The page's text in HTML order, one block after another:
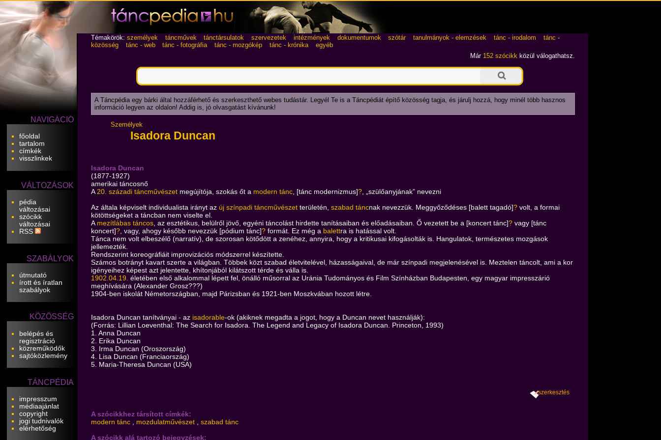
NAVIGÁCIÓ
főoldal
tartalom
címkék
visszlinkek
VÁLTOZÁSOK
pédia
változásai
szócikk
változásai
RSS
SZABÁLYOK
útmutató
írott és íratlan
szabályok
KÖZÖSSÉG
belépés és
regisztráció
közreműködők
sajtóközlemény
TÁNCPÉDIA
impresszum
médiaajánlat
copyright
jogi tudnivalók
elérhetőség
Témakörök: személyek táncművek tánctársulatok szervezetek intézmények dokumentumok szótár tanulmányok - elemzések tánc - irodalom
tánc -
közösség
tánc - web tánc - fotográfia tánc - mozgókép tánc - krónika
egyéb
Már 152 szócikk közül válogathatsz.
A Táncpédia egy bárki által hozzáférhető és szerkeszthető webes tudástár. Legyél Te is a Táncpédiát építő közösség tagja, és járulj hozzá, hogy minél több hasznos
információ legyen az oldalon! Addig is, jó olvasgatást kívánunk!
Személyek
Isadora Duncan
Isadora Duncan
(1877-1927)
amerikai táncosnő
A 20. századi táncművészetmegújítója, szokás őt a modern tánc, [tánc modernizmus]?, „szülőanyjának” nevezni
Az általa képviselt individualista irányt az új színpadi táncművészetterületén, szabad táncnak nevezzük. Meggyőződéses [balett tagadó]?volt, a formai
kötöttségeket a táncban nem viselte el.
A mezítlábas táncos, az esztétikus, belülről jövő, egyéni táncolást hirdette tanításaiban és előadásaiban. Ő vezetett be a [koncert tánc]?vagy [tánc
koncert]?, vagy, ahogy később nevezzük [pódium tánc]?formát. Ez még a balettra is hatással volt.
Tánca nem volt elbeszélő (narratív), de szorosan kötődött a zenéhez, annyira, hogy a kritikusai kifogásolták is. Hangulatok, természetes mozgások
jellemezték.
Rendszerint koreográfiáit improvizációs módszerrel készítette.
Számos botrányt kavart szerte a világban. Többek közt szabad életvitelével, házasságaival, de már színpadi megjelenésével is. Meztelen táncolt, ami a kor
igényeihez képest azt jelentette, khítonjából kilátszott térde és válla is.
1902.04.19. életében első alkalommal lépett fel, önálló műsorral az Uránia Tudományos és Film Színházban Budapesten, egy magyar impresszárió
meghívására (Alexander Grosz???)
1904-ben iskolát Németországban, majd Párizsban és 1921-ben Moszkvában hozott létre.
Isadora Duncan tanítványai - az isadorable-ok (akiknek megadta a jogot, hogy a Duncan nevet használják):
(Forrás: Lillian Loeventhal: The Search for Isadora. The Legend and Legacy of Isadora Duncan. Princeton, 1993)
1. Anna Duncan
2. Erika Duncan
3. Irma Duncan (Oroszország)
4. Lisa Duncan (Franciaország)
5. Maria-Theresa Duncan (USA)
szerkesztés
A szócikkhez társított címkék:
modern tánc, mozdulatművészet, szabad tánc
A szócikk alá tartozó bejegyzések: